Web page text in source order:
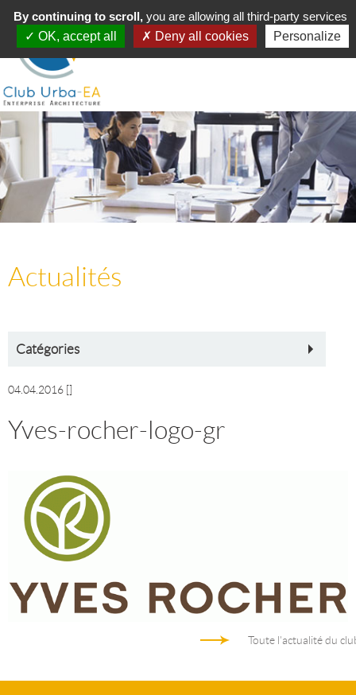
Toggle
navigation
MENU
Actualités
Catégories
04.04.2016
Yves-rocher-logo-gr
Toute l'actualité du
By continuing to scroll,you are allowing all third-party services
OK, accept all
Deny all cookies Personalize